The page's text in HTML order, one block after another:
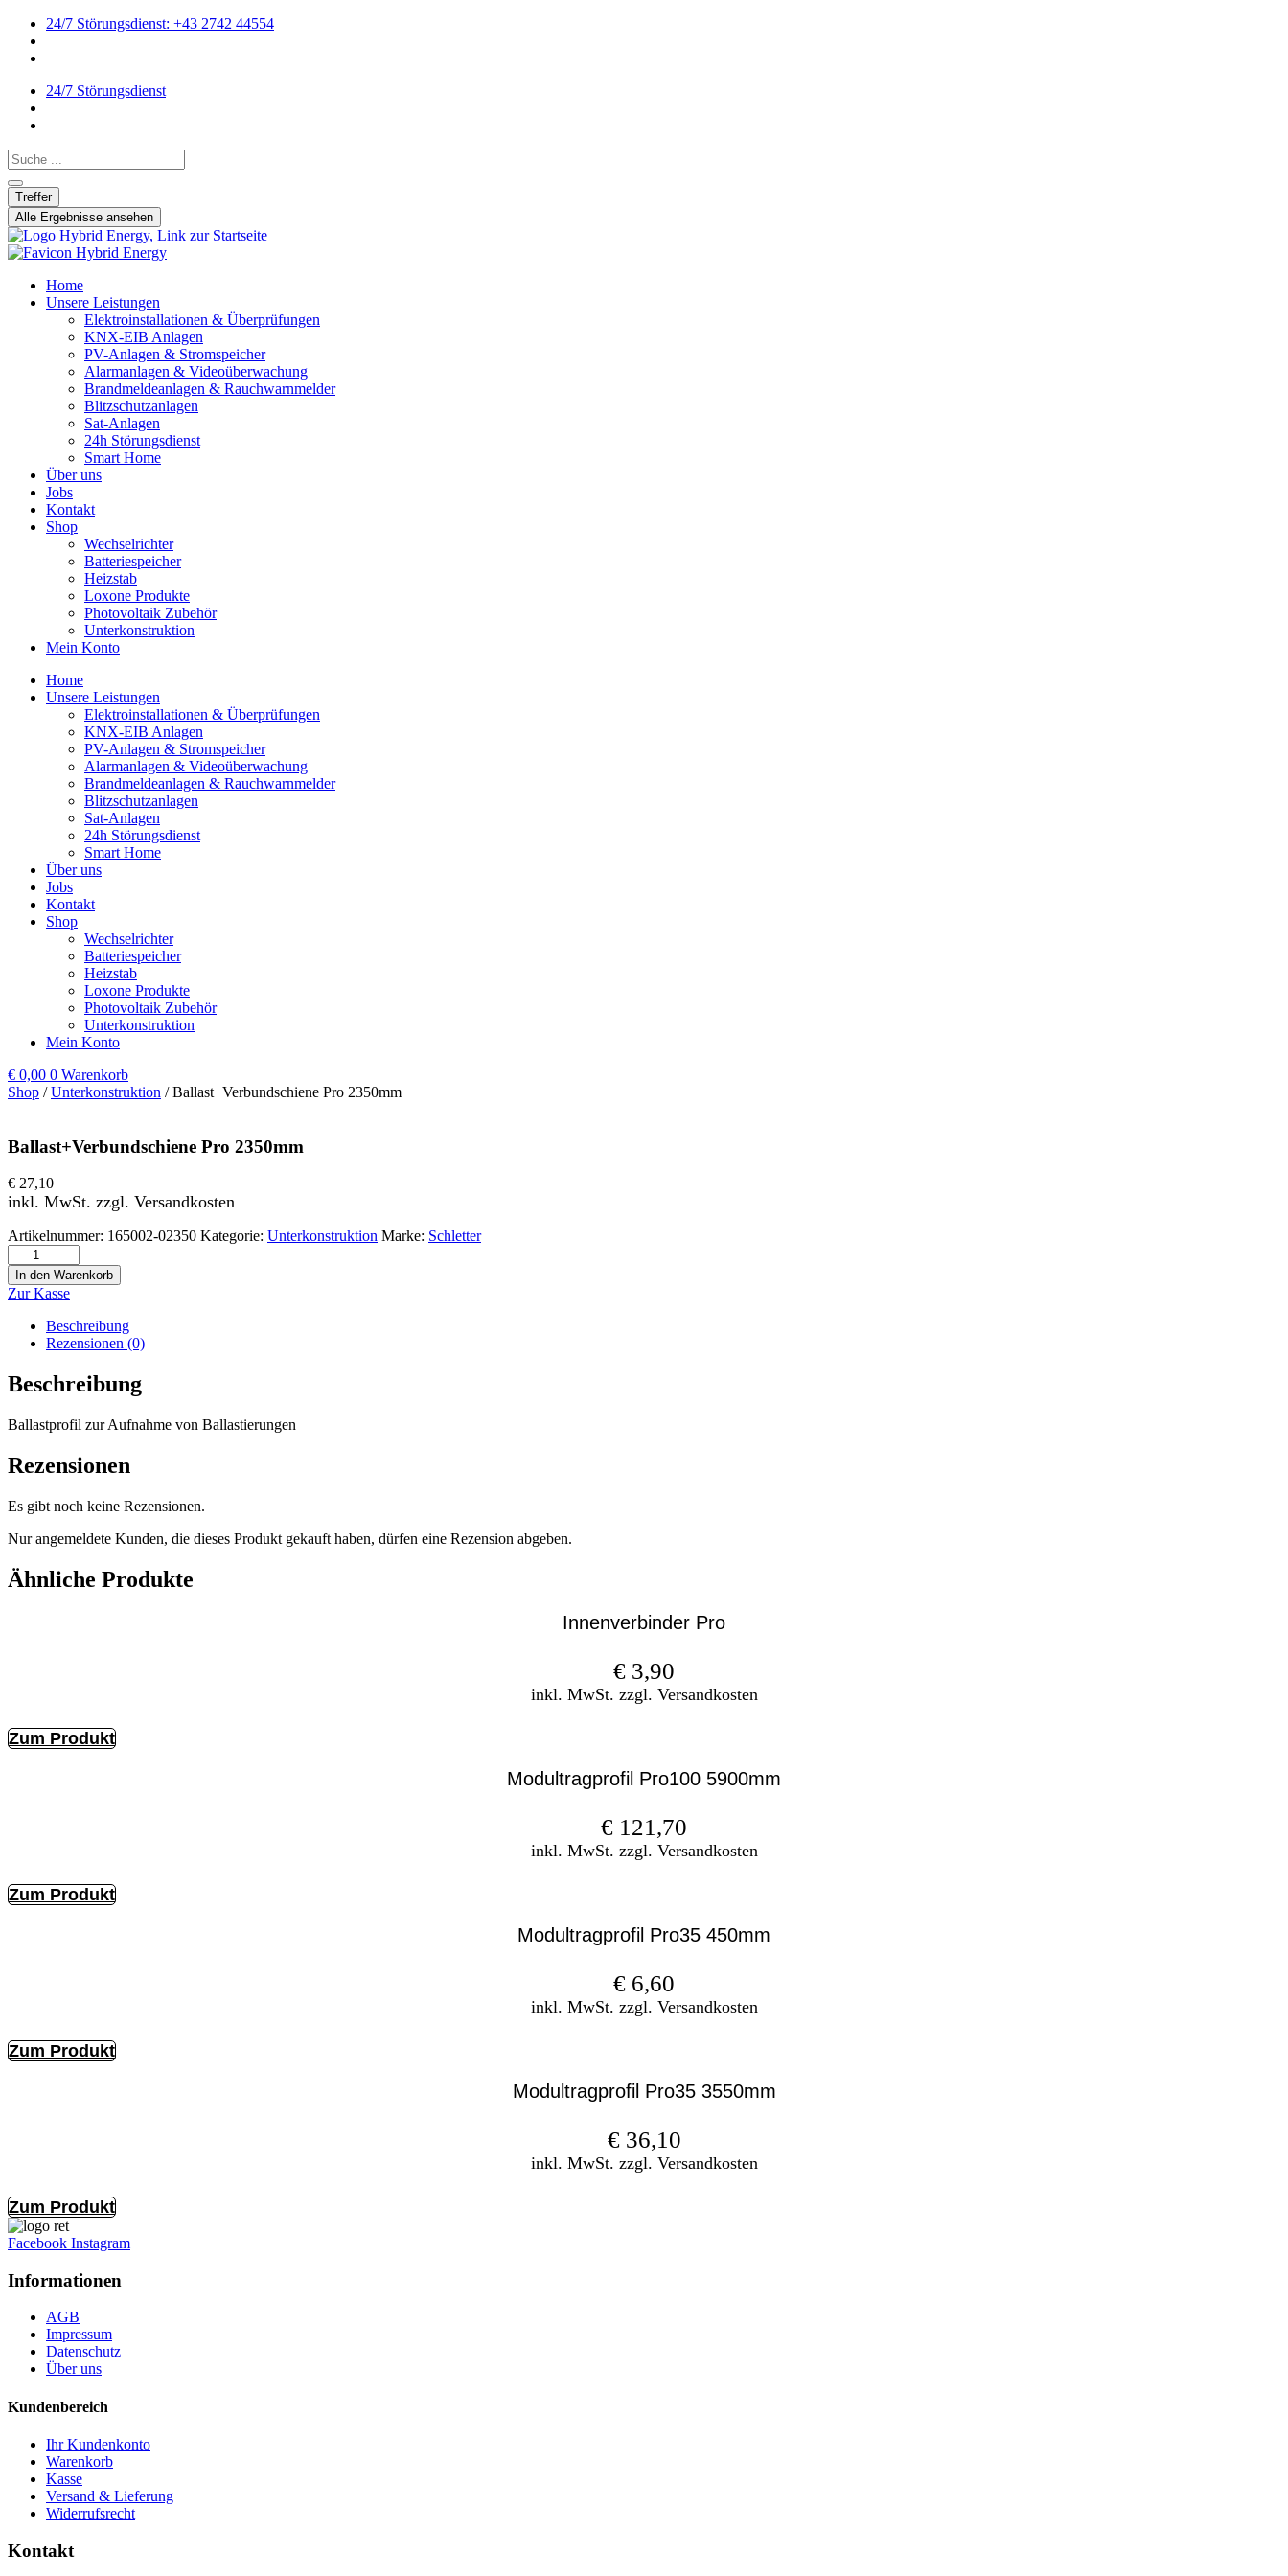
24/7 Störungsdienst: +43 2742 44554
24/7 Störungsdienst
Search ...
Treffer
Alle Ergebnisse ansehen
Home
Unsere Leistungen
Elektroinstallationen & Überprüfungen
KNX-EIB Anlagen
PV-Anlagen & Stromspeicher
Alarmanlagen & Videoüberwachung
Brandmeldeanlagen & Rauchwarnmelder
Blitzschutzanlagen
Sat-Anlagen
24h Störungsdienst
Smart Home
Über uns
Jobs
Kontakt
Shop
Wechselrichter
Batteriespeicher
Heizstab
Loxone Produkte
Photovoltaik Zubehör
Unterkonstruktion
Mein Konto
Home
Unsere Leistungen
Elektroinstallationen & Überprüfungen
KNX-EIB Anlagen
PV-Anlagen & Stromspeicher
Alarmanlagen & Videoüberwachung
Brandmeldeanlagen & Rauchwarnmelder
Blitzschutzanlagen
Sat-Anlagen
24h Störungsdienst
Smart Home
Über uns
Jobs
Kontakt
Shop
Wechselrichter
Batteriespeicher
Heizstab
Loxone Produkte
Photovoltaik Zubehör
Unterkonstruktion
Mein Konto
€ 0,00 0 Warenkorb
Shop /Unterkonstruktion / Ballast+Verbundschiene Pro 2350mm
Ballast+Verbundschiene Pro 2350mm
€ 27,10
inkl. MwSt. zzgl. Versandkosten
Artikelnummer: 165002-02350 Kategorie: Unterkonstruktion Marke: Schletter
Ballast+Verbundschiene Pro 2350mm Menge
In den Warenkorb
Zur Kasse
Beschreibung
Rezensionen (0)
Beschreibung
Ballastprofil zur Aufnahme von Ballastierungen
Rezensionen
Es gibt noch keine Rezensionen.
Nur angemeldete Kunden, die dieses Produkt gekauft haben, dürfen eine Rezension abgeben.
Ähnliche Produkte
Innenverbinder Pro
€ 3,90
inkl. MwSt. zzgl. Versandkosten
Zum Produkt
Modultragprofil Pro100 5900mm
€ 121,70
inkl. MwSt. zzgl. Versandkosten
Zum Produkt
Modultragprofil Pro35 450mm
€ 6,60
inkl. MwSt. zzgl. Versandkosten
Zum Produkt
Modultragprofil Pro35 3550mm
€36,10
inkl. MwSt. zzgl. Versandkosten
Zum Produkt
Facebook Instagram
Informationen
AGB
Impressum
Datenschutz
Über uns
Kundenbereich
Ihr Kundenkonto
Warenkorb
Kasse
Versand & Lieferung
Widerrufsrecht
Kontakt